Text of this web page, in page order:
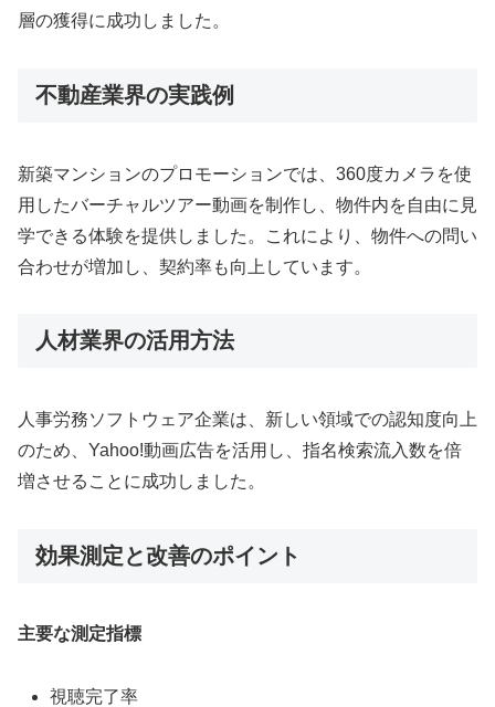
層の獲得に成功しました。
不動産業界の実践例
新築マンションのプロモーションでは、360度カメラを使
用したバーチャルツアー動画を制作し、物件内を自由に見
学できる体験を提供しました。これにより、物件への問い
合わせが増加し、契約率も向上しています。
人材業界の活用方法
人事労務ソフトウェア企業は、新しい領域での認知度向上
のため、Yahoo!動画広告を活用し、指名検索流入数を倍
増させることに成功しました。
効果測定と改善のポイント
主要な測定指標
視聴完了率